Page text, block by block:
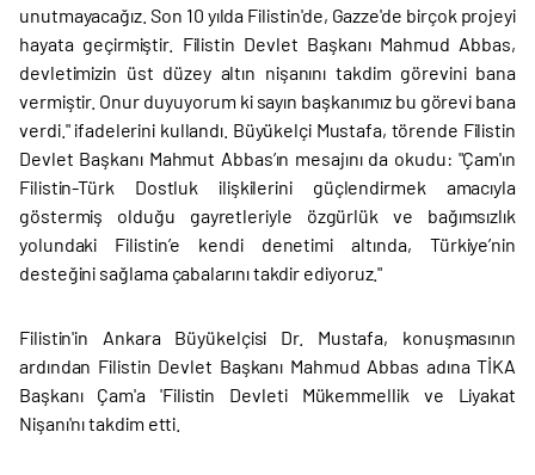
unutmayacağız. Son 10 yılda Filistin'de, Gazze'de birçok projeyi
hayata geçirmiştir. Filistin Devlet Başkanı Mahmud Abbas,
devletimizin üst düzey altın nişanını takdim görevini bana
vermiştir. Onur duyuyorum ki sayın başkanımız bu görevi bana
verdi." ifadelerini kullandı. Büyükelçi Mustafa, törende Filistin
Devlet Başkanı Mahmut Abbas’ın mesajını da okudu: "Çam'ın
Filistin-Türk Dostluk ilişkilerini güçlendirmek amacıyla
göstermiş olduğu gayretleriyle özgürlük ve bağımsızlık
yolundaki Filistin’e kendi denetimi altında, Türkiye’nin
desteğini sağlama çabalarını takdir ediyoruz."
Filistin'in Ankara Büyükelçisi Dr. Mustafa, konuşmasının
ardından Filistin Devlet Başkanı Mahmud Abbas adına TİKA
Başkanı Çam'a 'Filistin Devleti Mükemmellik ve Liyakat
Nişanı'nı takdim etti.